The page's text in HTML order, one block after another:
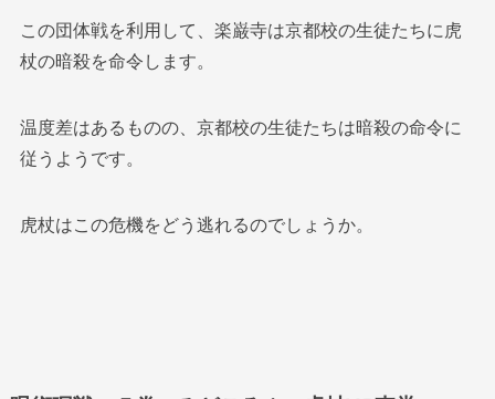
この団体戦を利用して、楽巌寺は京都校の生徒たちに虎
杖の暗殺を命令します。
温度差はあるものの、京都校の生徒たちは暗殺の命令に
従うようです。
虎杖はこの危機をどう逃れるのでしょうか。